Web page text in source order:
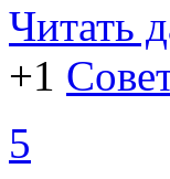
Читать
+1
5